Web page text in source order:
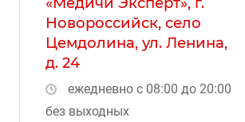
Новороссийск, село
Цемдолина, ул. Ленина,
д. 24
ежедневно с 08:00 до 20:00
без выходных